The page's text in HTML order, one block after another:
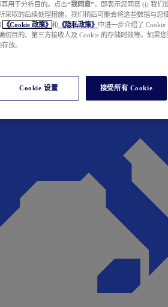
用于分析目的。点击“我同意” ，即表示您同意 (i) 我们
采取的后续处理措施，我们稍后可能会将这些数据与您
《Cookie 政策》 和 《隐私政策》 中进一步介绍了 Cookie
切目的、第三方接收人及 Cookie 的存储时效等。如果
放。
Cookie 设置 接受所有 Cookie